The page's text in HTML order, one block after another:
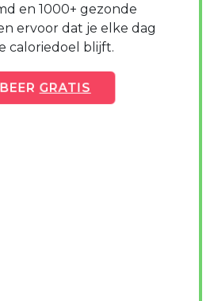
en 1000+ gezonde
ervoor dat je elke dag
caloriedoel blijft.
GRATIS